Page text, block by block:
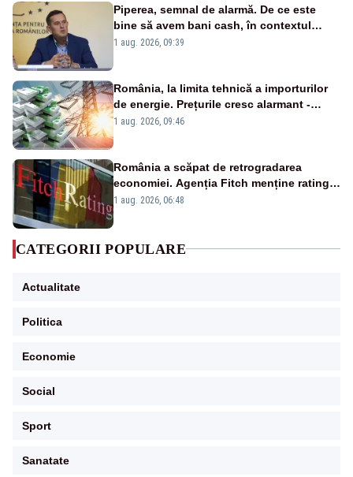
Piperea, semnal de alarmă. De ce este
bine să avem bani cash, în contextul
alertei energetice?
1 aug. 2026, 09:39
România, la limita tehnică a importurilor
de energie. Prețurile cresc alarmant -
Analiză Realitatea Plus
1 aug. 2026, 09:46
România a scăpat de retrogradarea
economiei. Agenția Fitch menține ratingul
„BBB-” cu perspectivă negativă
1 aug. 2026, 06:48
CATEGORII POPULARE
Actualitate
Politica
Economie
Social
Sport
Sanatate